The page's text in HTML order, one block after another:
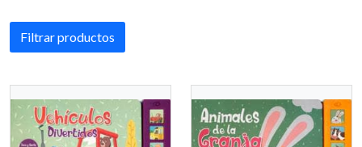
Filtrar productos